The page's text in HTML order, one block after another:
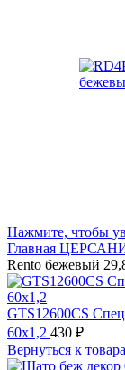
Нажмите, чтобы
Главная
Rento бежевый
GTS12600CS
60x1,2 430 ₽
Вернуться к